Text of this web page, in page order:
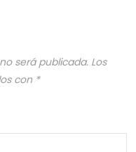
será publicada. Los
con *